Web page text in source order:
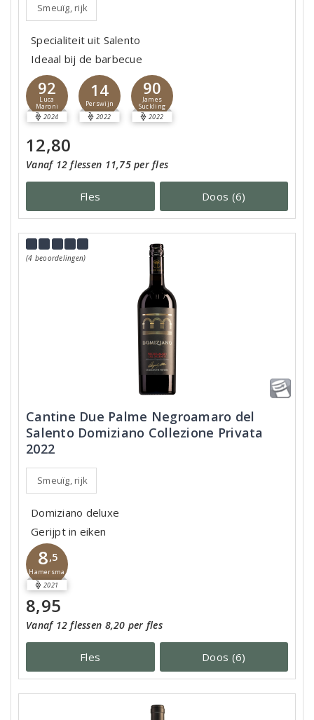
Smeuïg, rijk
Specialiteit uit Salento
Ideaal bij de barbecue
92
Luca
Maroni
2024
14
Perswijn
2022
90
James
Suckling
2022
12,80
Vanaf 12 flessen 11,75 per fles
Fles Doos (6)
(4 beoordelingen)
Cantine Due Palme Negroamaro del
Salento Domiziano Collezione Privata
2022
Smeuïg, rijk
Domiziano deluxe
Gerijpt in eiken
8,5
Hamersma
2021
8,95
Vanaf 12 flessen 8,20 per fles
Fles Doos (6)